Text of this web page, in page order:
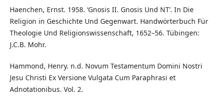
Haenchen, Ernst. 1958. ‘Gnosis II. Gnosis Und NT’. In Die
Religion in Geschichte Und Gegenwart. Handwörterbuch Für
Theologie Und Religionswissenschaft, 1652–56. Tübingen:
J.C.B. Mohr.
Hammond, Henry. n.d. Novum Testamentum Domini Nostri
Jesu Christi Ex Versione Vulgata Cum Paraphrasi et
Adnotationibus. Vol. 2.